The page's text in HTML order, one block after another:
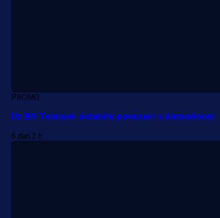
PROMO
Uz BH Telecom ostanite povezani s domovinom
6 dan 2 h